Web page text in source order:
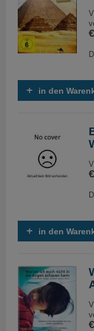
in den
in den